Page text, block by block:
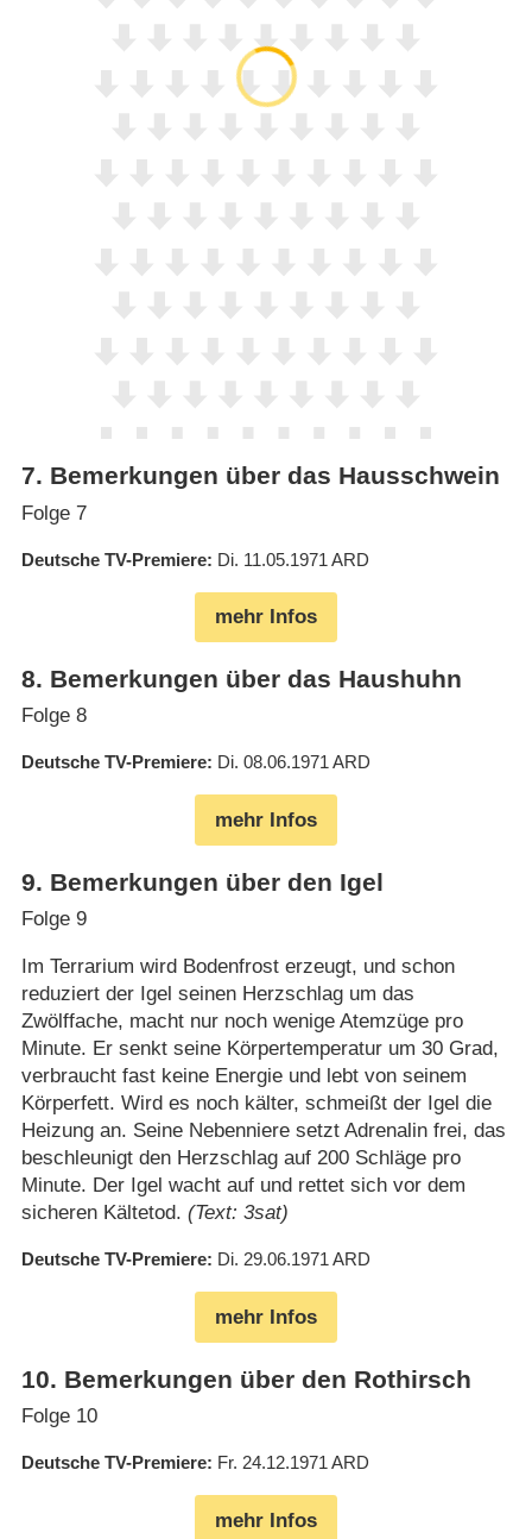
7. Bemerkungen über das Hausschwein
Folge 7
Deutsche TV-Premiere Di. 11.05.1971 ARD
mehr Infos
8. Bemerkungen über das Haushuhn
Folge 8
Deutsche TV-Premiere Di. 08.06.1971ARD
mehr Infos
9. Bemerkungen über den Igel
Folge 9
Im Terrarium wird Bodenfrost erzeugt, und schon
reduziert der Igel seinen Herzschlag um das
Zwölffache, macht nur noch wenige Atemzüge pro
Minute. Er senkt seine Körpertemperatur um 30 Grad,
verbraucht fast keine Energie und lebt von seinem
Körperfett. Wird es noch kälter, schmeißt der Igel die
Heizung an. Seine Nebenniere setzt Adrenalin frei, das
beschleunigt den Herzschlag auf 200 Schläge pro
Minute. Der Igel wacht auf und rettet sich vor dem
sicheren Kältetod. (Text: 3sat)
Deutsche TV-Premiere Di. 29.06.1971 ARD
mehr Infos
10. Bemerkungen über den Rothirsch
Folge 10
Deutsche TV-Premiere Fr. 24.12.1971 ARD
mehr Infos